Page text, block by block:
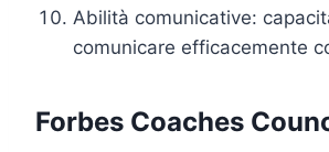
Abilità comunicative:
comunicare efficacemente
Forbes Coaches